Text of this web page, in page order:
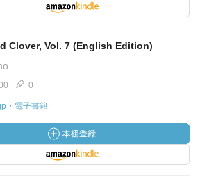
Clover, Vol. 7 (English Edition)
0
・電子書籍